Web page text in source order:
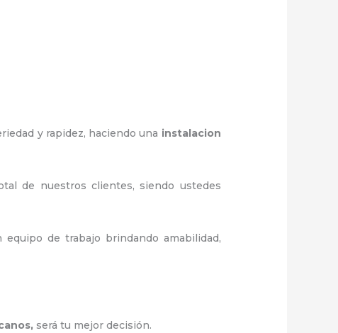
y rapidez, haciendo una instalacion
de nuestros clientes, siendo ustedes
de trabajo brindando amabilidad,
,será tu mejor decisión.